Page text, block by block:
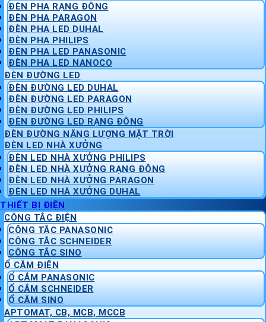
ĐÈN PHA RẠNG ĐÔNG
ĐÈN PHA PARAGON
ĐÈN PHA LED DUHAL
ĐÈN PHA PHILIPS
ĐÈN PHA LED PANASONIC
ĐÈN PHA LED NANOCO
ĐÈN ĐƯỜNG LED
ĐÈN ĐƯỜNG LED DUHAL
ĐÈN ĐƯỜNG LED PARAGON
ĐÈN ĐƯỜNG LED PHILIPS
ĐÈN ĐƯỜNG LED RẠNG ĐÔNG
ĐÈN ĐƯỜNG NĂNG LƯỢNG MẶT TRỜI
ĐÈN LED NHÀ XƯỞNG
ĐÈN LED NHÀ XƯỞNG PHILIPS
ĐÈN LED NHÀ XƯỞNG RẠNG ĐÔNG
ĐÈN LED NHÀ XƯỞNG PARAGON
ĐÈN LED NHÀ XƯỞNG DUHAL
THIẾT BỊ ĐIỆN
CÔNG TẮC ĐIỆN
CÔNG TẮC PANASONIC
CÔNG TẮC SCHNEIDER
CÔNG TẮC SINO
Ổ CẮM ĐIỆN
Ổ CẮM PANASONIC
Ổ CẮM SCHNEIDER
Ổ CẮM SINO
APTOMAT, CB, MCB, MCCB